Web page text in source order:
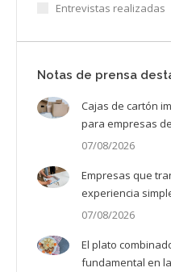
Entrevistas realizadas
Notas de prensa
Cajas de cartón
para empresas
07/08/2026
Empresas que
experiencia
07/08/2026
El plato
fundamental en